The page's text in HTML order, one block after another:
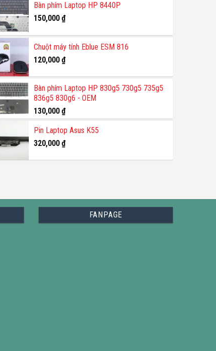
Bàn phím Laptop HP 8440P
150,000 ₫
Chuột máy tính Eblue ESM 816
120,000 ₫
Bàn phím Laptop HP 830g5 730g5 735g5
836g5 830g6 - OEM
130,000 ₫
Pin Laptop Asus K55
320,000 ₫
FANPAGE